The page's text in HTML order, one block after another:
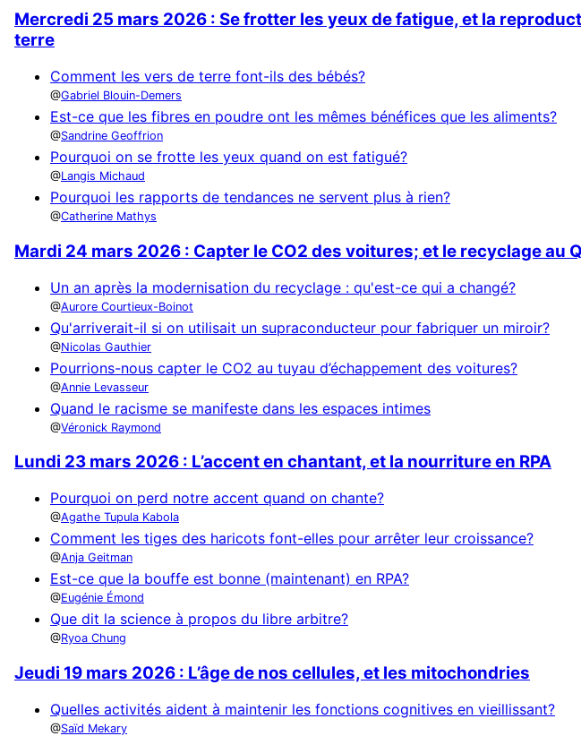
Mercredi 25 mars 2026 : Se frotter les yeux de fatigue, et la
terre
Comment les vers de terre font-ils des bébés?
Gabriel Blouin-Demers
Est-ce que les fibres en poudre ont les mêmes bénéfices que les aliments?
Sandrine Geoffrion
Pourquoi on se frotte les yeux quand on est fatigué?
Langis Michaud
Pourquoi les rapports de tendances ne servent plus à rien?
Catherine Mathys
Mardi 24 mars 2026 : Capter le CO2 des voitures; et le recyclage au
Un an après la modernisation du recyclage : qu'est-ce qui a changé?
Aurore Courtieux-Boinot
Qu'arriverait-il si on utilisait un supraconducteur pour fabriquer un miroir?
Nicolas Gauthier
Pourrions-nous capter le CO2 au tuyau d’échappement des voitures?
Annie Levasseur
Quand le racisme se manifeste dans les espaces intimes
Véronick Raymond
Lundi 23 mars 2026 : L’accent en chantant, et la nourriture en RPA
Pourquoi on perd notre accent quand on chante?
Agathe Tupula Kabola
Comment les tiges des haricots font-elles pour arrêter leur croissance?
Anja Geitman
Est-ce que la bouffe est bonne (maintenant) en RPA?
Eugénie Émond
Que dit la science à propos du libre arbitre?
Ryoa Chung
Jeudi 19 mars 2026 : L’âge de nos cellules, et les mitochondries
Quelles activités aident à maintenir les fonctions cognitives en vieillissant?
Saïd Mekary